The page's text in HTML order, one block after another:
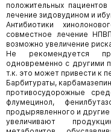
положительных
лечение зидовудином и
Антибиотики
совместное лечение
возможно увеличение
Не рекомендуется
одновременно с другими
т.к. это может привести к
Барбитураты,
противосудорожные
флумецинол,
продырявленного и
увеличивают